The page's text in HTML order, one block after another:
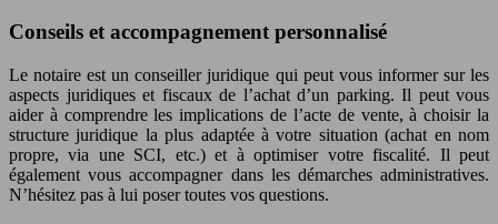
Conseils et accompagnement personnalisé
Le notaire est un conseiller juridique qui peut vous informer sur les
aspects juridiques et fiscaux de l’achat d’un parking. Il peut vous
aider à comprendre les implications de l’acte de vente, à choisir la
structure juridique la plus adaptée à votre situation (achat en nom
propre, via une SCI, etc.) et à optimiser votre fiscalité. Il peut
également vous accompagner dans les démarches administratives.
N’hésitez pas à lui poser toutes vos questions.